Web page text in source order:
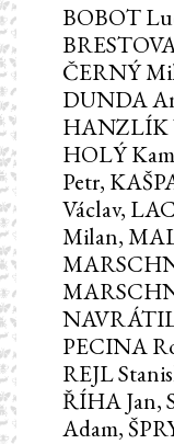
BOBOT
ČERNÝ
DUNDA
HANZLÍK
HOLÝ
Petr,
Václav,
Milan,
PECINA
REJL
ŘÍHA Jan,
Adam,